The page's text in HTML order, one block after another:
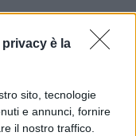
privacy è la
sito, tecnologie
e annunci, fornire
il nostro traffico.
è brutale. Le
per
a forte
che tifosi